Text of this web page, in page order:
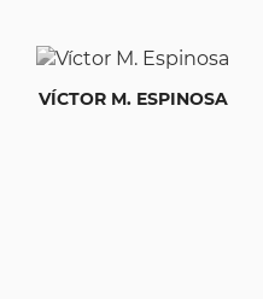
VÍCTOR M. ESPINOSA